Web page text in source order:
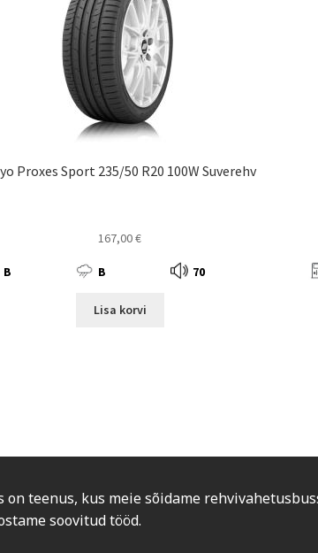
Proxes Sport 235/50 R20 100W Suverehv
167,00€
B B 70
Lisa korvi
teenus, kus meie sõidame
soovitud tööd.